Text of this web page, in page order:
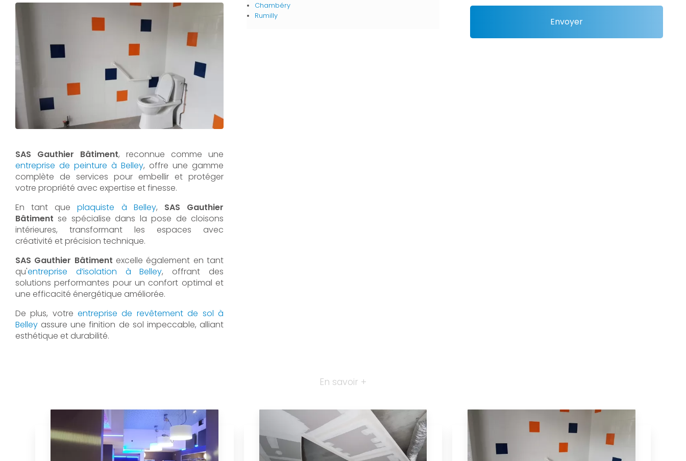
SAS Gauthier Bâtiment, reconnue comme une
entreprise de peinture à Belley, offre une gamme
complète de services pour embellir et protéger
votre propriété avec expertise et finesse.
En tant queplaquiste à Belley, SAS Gauthier
Bâtiment se spécialise dans la pose de cloisons
intérieures, transformant les espaces avec
créativité et précision technique.
SAS Gauthier Bâtiment excelle également en tant
qu'entreprise d’isolation à Belley, offrant des
solutions performantes pour un confort optimal et
une efficacité énergétique améliorée.
De plus, votreentreprise de revêtement de sol à
Belley assure une finition de sol impeccable, alliant
esthétique et durabilité.
Chambéry
Rumilly
En savoir +